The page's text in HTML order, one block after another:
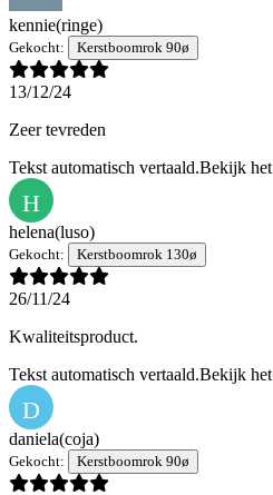
kennie(ringe)
Gekocht: Kerstboomrok 90ø
13/12/24
Zeer tevreden
Tekst automatisch vertaald.Bekijk
H
helena(luso)
Gekocht: Kerstboomrok 130ø
26/11/24
Kwaliteitsproduct.
Tekst automatisch vertaald.Bekijk
D
daniela(coja)
Gekocht: Kerstboomrok 90ø